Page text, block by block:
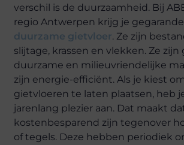
verschil is de duurzaamheid. Bij
regio Antwerpen krijg je
duurzame gietvloer. Ze zijn
slijtage, krassen en vlekken. Ze zijn
duurzame en milieuvriendelijke
zijn energie-efficiënt. Als je kiest
gietvloeren te laten plaatsen, heb
jarenlang plezier aan. Dat maakt
kostenbesparend zijn tegenover
of tegels. Deze hebben periodiek